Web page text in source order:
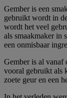
Gember is een
gebruikt wordt in
wordt het veel
als smaakmaker in
een onmisbaar
Gember is al vanaf
vooral gebruikt als
zoete geur en een